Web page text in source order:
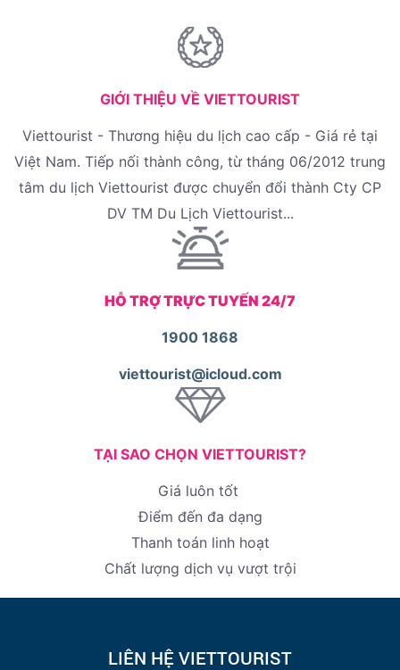
GIỚI THIỆU VỀ VIETTOURIST
Viettourist - Thương hiệu du lịch cao cấp - Giá rẻ tại
Việt Nam. Tiếp nối thành công, từ tháng 06/2012 trung
tâm du lịch Viettourist được chuyển đổi thành Cty CP
DV TM Du Lịch Viettourist...
HỖ TRỢ TRỰC TUYẾN 24/7
1900 1868
viettourist@icloud.com
TẠI SAO CHỌN VIETTOURIST?
Giá luôn tốt
Điểm đến đa dạng
Thanh toán linh hoạt
Chất lượng dịch vụ vượt trội
LIÊN HỆ VIETTOURIST